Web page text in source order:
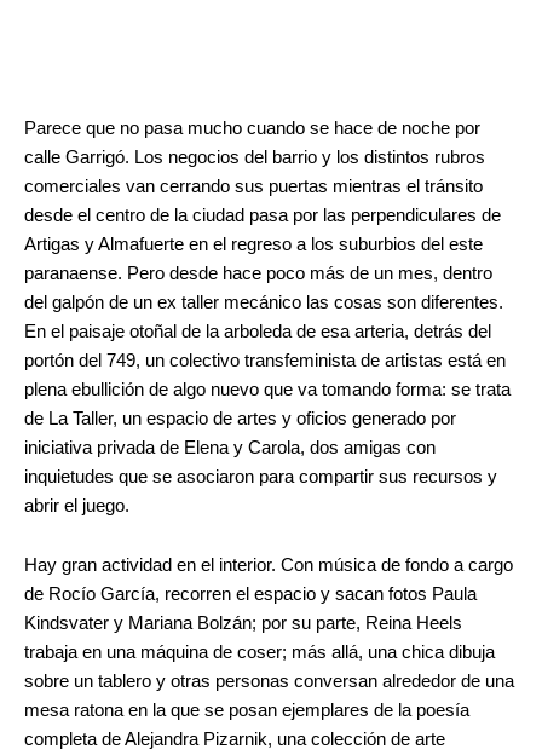
Parece que no pasa mucho cuando se hace de noche por
calle Garrigó. Los negocios del barrio y los distintos rubros
comerciales van cerrando sus puertas mientras el tránsito
desde el centro de la ciudad pasa por las perpendiculares de
Artigas y Almafuerte en el regreso a los suburbios del este
paranaense. Pero desde hace poco más de un mes, dentro
del galpón de un ex taller mecánico las cosas son diferentes.
En el paisaje otoñal de la arboleda de esa arteria, detrás del
portón del 749, un colectivo transfeminista de artistas está en
plena ebullición de algo nuevo que va tomando forma: se trata
de La Taller, un espacio de artes y oficios generado por
iniciativa privada de Elena y Carola, dos amigas con
inquietudes que se asociaron para compartir sus recursos y
abrir el juego.
Hay gran actividad en el interior. Con música de fondo a cargo
de Rocío García, recorren el espacio y sacan fotos Paula
Kindsvater y Mariana Bolzán; por su parte, Reina Heels
trabaja en una máquina de coser; más allá, una chica dibuja
sobre un tablero y otras personas conversan alrededor de una
mesa ratona en la que se posan ejemplares de la poesía
completa de Alejandra Pizarnik, una colección de arte